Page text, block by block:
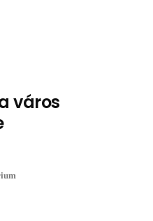
város